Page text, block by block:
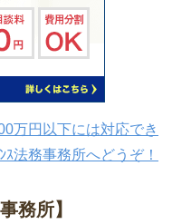
万円以下には対応でき
ｽ法務事務所へどうぞ！
務所】